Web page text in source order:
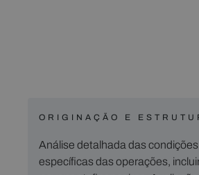
ORIGINAÇÃO E
Análise detalhada das
específicas das operações,